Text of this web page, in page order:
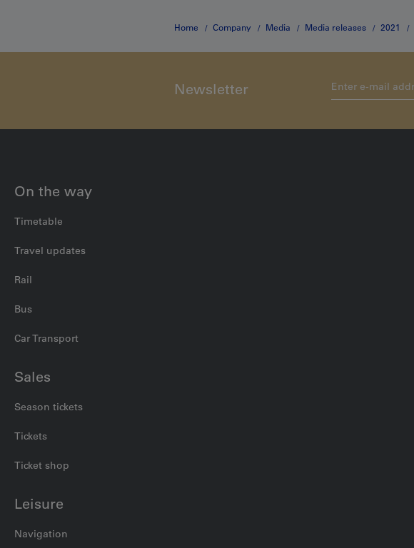
Home Company Media Media releases 2021
Newsletter
On the way
Timetable
Travel updates
Rail
Bus
Car Transport
Sales
Season tickets
Tickets
Ticket shop
Leisure
Navigation